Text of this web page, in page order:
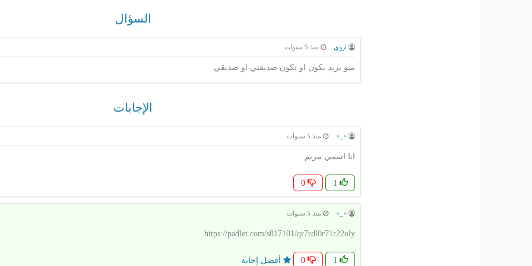
السؤال
اروي منذ 5 سنوات
منو يريد يكون او تكون صديقتي او صديقي
الإجابات
×_× منذ 5 سنوات
انا اسمي مريم
1
0
×_× منذ 5 سنوات
https://padlet.com/s817101/qr7rdl0r71r22oly
1
0 أفضل إجابة